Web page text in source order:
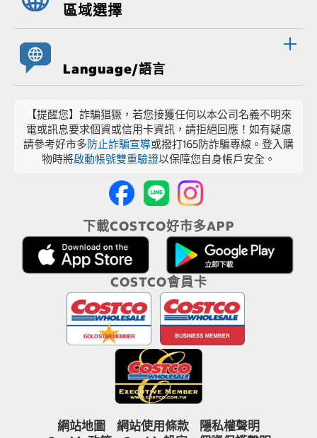
區域選擇
Language/語言
【提醒您】詐騙猖獗，若您接獲任何以本公司名義不明來
電或訊息要求個資或信用卡資訊，請拒絕回應！如有疑慮
請參考好市多防止詐騙宣導或撥打165防詐騙專線。登入購
物時將啟動帳號雙重驗證以保障您自身帳戶安全。
下載COSTCO好市多APP
COSTCO會員卡
網站地圖 網站使用條款
隱私權聲明